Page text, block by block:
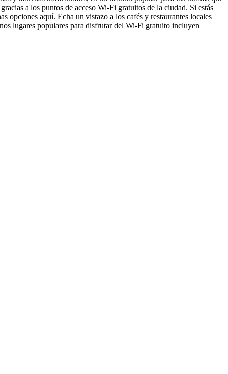
a los puntos de acceso Wi-Fi gratuitos de la ciudad. Si estás
opciones aquí. Echa un vistazo a los cafés y restaurantes locales
lugares populares para disfrutar del Wi-Fi gratuito incluyen